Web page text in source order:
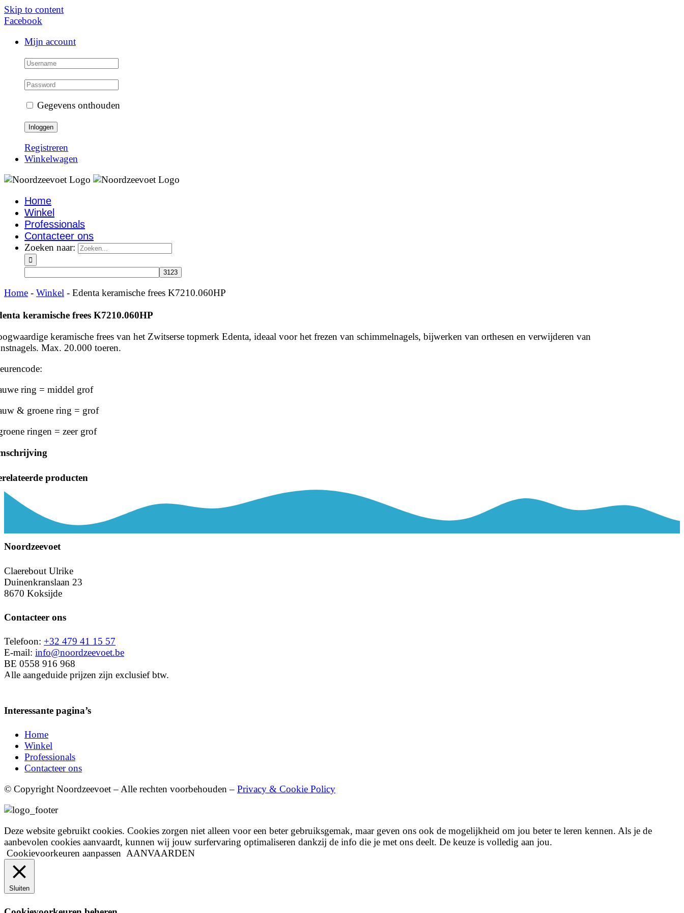
Skip to content
Facebook
Mijn account
Gegevens onthouden
Registreren
Winkelwagen
Home
Winkel
Professionals
Contacteer ons
Zoeken naar:
Home - Winkel - Edenta keramische frees K7210.060HP
keramische frees K7210.060HP
keramische frees van het Zwitserse topmerk Edenta, ideaal voor het frezen van schimmelnagels, bijwerken van orthesen en verwijderen van
Max. 20.000 toeren.
ring = middel grof
& groene ring = grof
ringen = zeer grof
producten
Noordzeevoet
Claerebout Ulrike
Duinenkranslaan 23
8670 Koksijde
Contacteer ons
Telefoon: +32 479 41 15 57
E-mail: info@noordzeevoet.be
BE 0558 916 968
Alle aangeduide prijzen zijn exclusief btw.
Interessante pagina’s
Home
Winkel
Professionals
Contacteer ons
© Copyright Noordzeevoet – Alle rechten voorbehouden – Privacy & Cookie Policy
Deze website gebruikt cookies. Cookies zorgen niet alleen voor een beter gebruiksgemak, maar geven ons ook de mogelijkheid om jou beter te leren kennen. Als je de
aanbevolen cookies aanvaardt, kunnen wij jouw surfervaring optimaliseren dankzij de info die je met ons deelt. De keuze is volledig aan jou.
Cookievoorkeuren aanpassen AANVAARDEN
Sluiten